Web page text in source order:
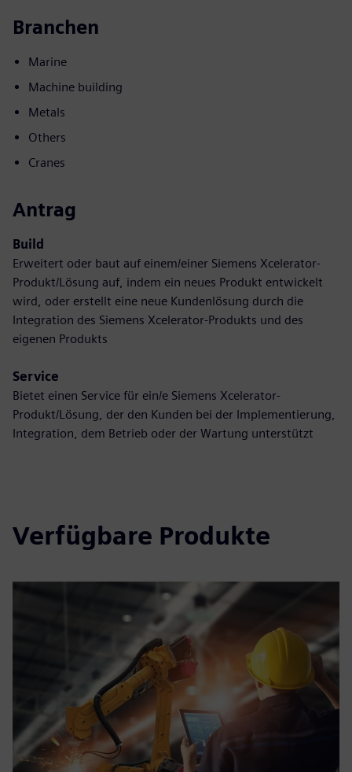
Branchen
Marine
Machine building
Metals
Others
Cranes
Antrag
Build
Erweitert oder baut auf einem/einer Siemens Xcelerator-
Produkt/Lösung auf, indem ein neues Produkt entwickelt
wird, oder erstellt eine neue Kundenlösung durch die
Integration des Siemens Xcelerator-Produkts und des
eigenen Produkts
Service
Bietet einen Service für ein/e Siemens Xcelerator-
Produkt/Lösung, der den Kunden bei der Implementierung,
Integration, dem Betrieb oder der Wartung unterstützt
Verfügbare Produkte